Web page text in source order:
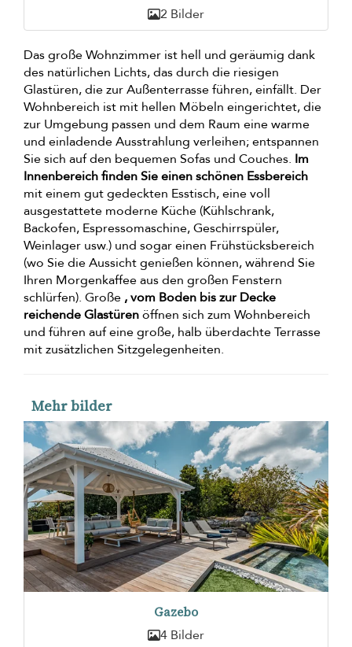
2 Bilder
Das große Wohnzimmer ist hell und geräumig dank
des natürlichen Lichts, das durch die riesigen
Glastüren, die zur Außenterrasse führen, einfällt. Der
Wohnbereich ist mit hellen Möbeln eingerichtet, die
zur Umgebung passen und dem Raum eine warme
und einladende Ausstrahlung verleihen; entspannen
Sie sich auf den bequemen Sofas und Couches. Im
Innenbereich finden Sie einen schönen Essbereich
mit einem gut gedeckten Esstisch, eine voll
ausgestattete moderne Küche (Kühlschrank,
Backofen, Espressomaschine, Geschirrspüler,
Weinlager usw.) und sogar einen Frühstücksbereich
(wo Sie die Aussicht genießen können, während Sie
Ihren Morgenkaffee aus den großen Fenstern
schlürfen). Große , vom Boden bis zur Decke
reichende Glastürenöffnen sich zum Wohnbereich
und führen auf eine große, halb überdachte Terrasse
mit zusätzlichen Sitzgelegenheiten.
Mehr bilder
Gazebo
4 Bilder